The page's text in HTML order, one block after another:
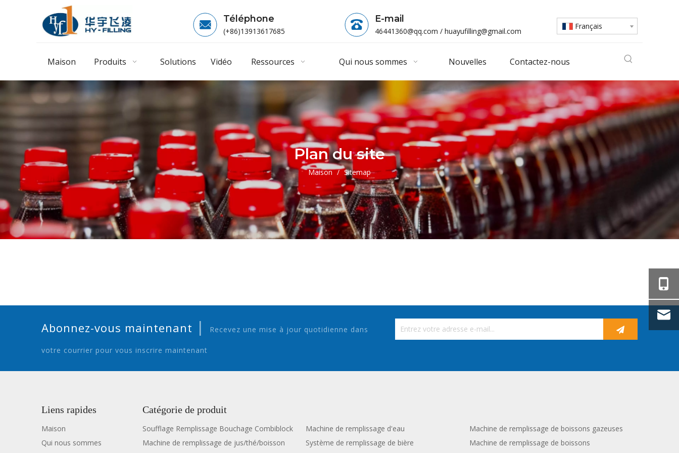
Téléphone
(+86)13913617685
E-mail
46441360@qq.com / huayufilling@gmail.com
Français
Maison Produits Solutions Vidéo Ressources Qui nous sommes Nouvelles Contactez-nous
Plan du site
Maison / Sitemap
Abonnez-vous maintenant | Recevez une mise à jour quotidienne dans
votre courrier pour vous inscrire maintenant
Liens rapides
Maison
Qui nous sommes
Catégorie de produit
Soufflage Remplissage Bouchage Combiblock Machine de remplissage d'eau
Machine de remplissage de boissons gazeuses
Machine de remplissage de jus/thé/boisson
Système de remplissage de bière
Machine de remplissage de boissons